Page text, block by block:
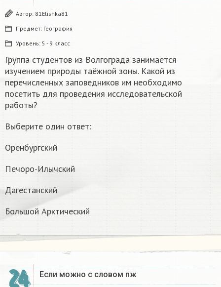
Автор: 81Elishka81
Предмет: География
Уровень: 5 - 9 класс
Группа студентов из Волгограда занимается
изучением природы таёжной зоны. Какой из
перечисленных заповедников им необходимо
посетить для проведения исследовательской
работы?
Выберите один ответ:
Оренбургский
Печоро-Илычский
Дагестанский
Большой Арктический
24 Если можно с словом пж​